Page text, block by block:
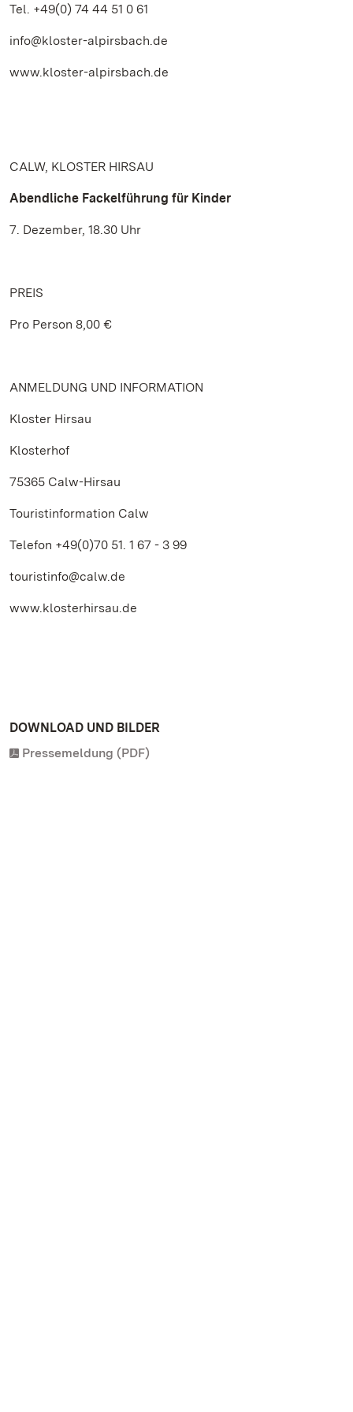
Tel. +49(0) 74 44 51 0 61
info@kloster-alpirsbach.de
www.kloster-alpirsbach.de
CALW, KLOSTER HIRSAU
Abendliche Fackelführung für Kinder
7. Dezember, 18.30 Uhr
PREIS
Pro Person 8,00 €
ANMELDUNG UND INFORMATION
Kloster Hirsau
Klosterhof
75365 Calw-Hirsau
Touristinformation Calw
Telefon +49(0)70 51. 1 67 - 3 99
touristinfo@calw.de
www.klosterhirsau.de
DOWNLOAD UND BILDER
Pressemeldung (PDF)